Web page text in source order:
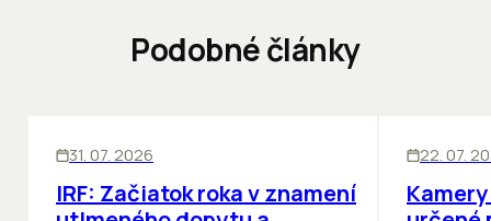
Podobné články
31. 07. 2026
IRF: Začiatok roka v znamení
22. 07.